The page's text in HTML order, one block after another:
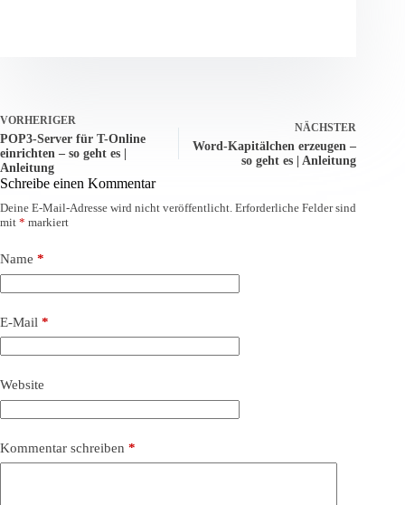
VORHERIGER
POP3-Server für T-Online
einrichten – so geht es |
Anleitung
NÄCHSTER
Word-Kapitälchen erzeugen –
so geht es | Anleitung
Schreibe einen Kommentar
Deine E-Mail-Adresse wird nicht veröffentlicht. Erforderliche Felder sind
mit * markiert
Name *
E-Mail *
Website
Kommentar schreiben *